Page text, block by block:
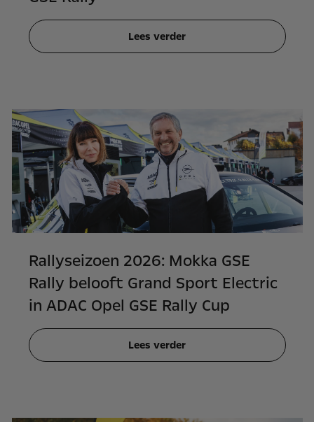
Lees verder
Rallyseizoen 2026: Mokka GSE
Rally belooft Grand Sport Electric
in ADAC Opel GSE Rally Cup
Lees verder